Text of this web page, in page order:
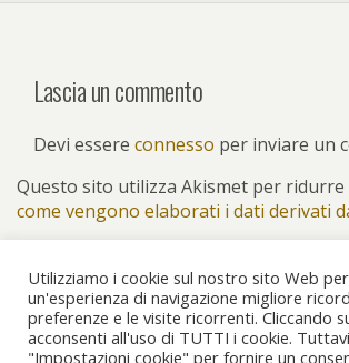
Lascia un commento
Devi essere connesso per inviare un
Questo sito utilizza Akismet per ridurre
come vengono elaborati i dati derivati
Torna su
Utilizziamo i cookie sul nostro sito Web
un'esperienza di navigazione migliore
preferenze e le visite ricorrenti. Cliccando
acconsenti all'uso di TUTTI i cookie.
"Impostazioni cookie" per fornire un